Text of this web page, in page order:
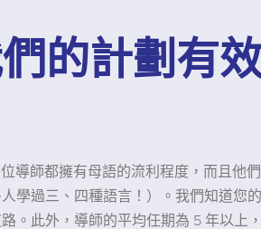
的計劃有
導師都擁有母語的流利程度，而且他
學過三、四種語言！）。我們知道您的
。此外，導師的平均任期為 5 年以上